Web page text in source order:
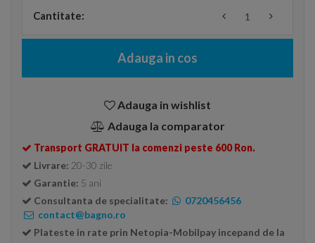
Cantitate:
Adauga in cos
Adauga in wishlist
Adauga la comparator
Transport GRATUIT la comenzi peste 600 Ron.
Livrare: 20-30 zile
Garantie: 5 ani
Consultanta de specialitate:
0720456456
contact@bagno.ro
Plateste in rate prin Netopia-Mobilpay incepand de la